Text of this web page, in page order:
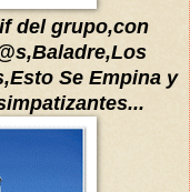
del grupo,con
Se Empina y